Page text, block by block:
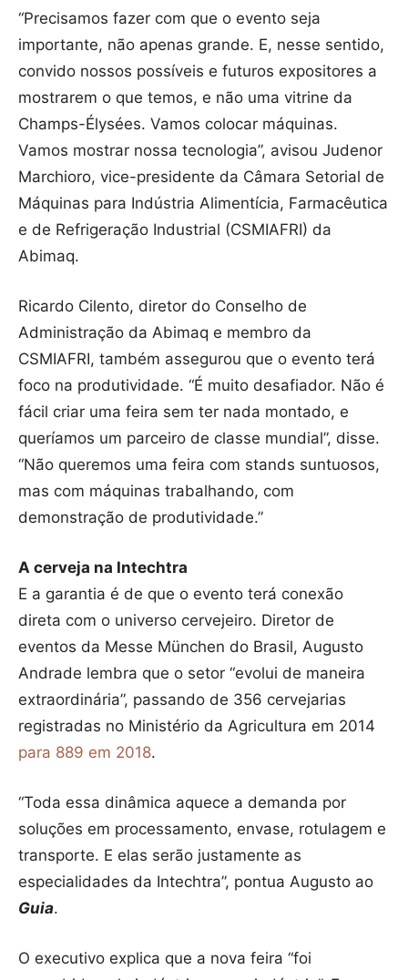
“Precisamos fazer com que o evento seja
importante, não apenas grande. E, nesse sentido,
convido nossos possíveis e futuros expositores a
mostrarem o que temos, e não uma vitrine da
Champs-Élysées. Vamos colocar máquinas.
Vamos mostrar nossa tecnologia”, avisou Judenor
Marchioro, vice-presidente da Câmara Setorial de
Máquinas para Indústria Alimentícia, Farmacêutica
e de Refrigeração Industrial (CSMIAFRI) da
Abimaq.
Ricardo Cilento, diretor do Conselho de
Administração da Abimaq e membro da
CSMIAFRI, também assegurou que o evento terá
foco na produtividade. “É muito desafiador. Não é
fácil criar uma feira sem ter nada montado, e
queríamos um parceiro de classe mundial”, disse.
“Não queremos uma feira com stands suntuosos,
mas com máquinas trabalhando, com
demonstração de produtividade.”
A cerveja na Intechtra
E a garantia é de que o evento terá conexão
direta com o universo cervejeiro. Diretor de
eventos da Messe München do Brasil, Augusto
Andrade lembra que o setor “evolui de maneira
extraordinária”, passando de 356 cervejarias
registradas no Ministério da Agricultura em 2014
para 889 em 2018.
“Toda essa dinâmica aquece a demanda por
soluções em processamento, envase, rotulagem e
transporte. E elas serão justamente as
especialidades da Intechtra”, pontua Augusto ao
Guia.
O executivo explica que a nova feira “foi